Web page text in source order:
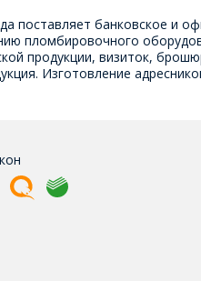
поставляет банковское и
пломбировочного
продукции, визиток,
Изготовление